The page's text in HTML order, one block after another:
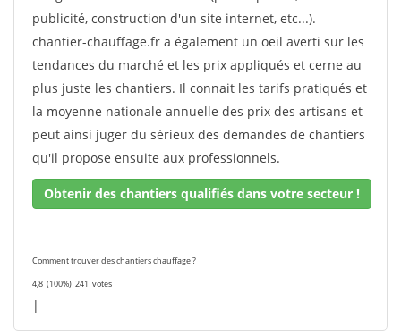
publicité, construction d'un site internet, etc...).
chantier-chauffage.fr a également un oeil averti sur les
tendances du marché et les prix appliqués et cerne au
plus juste les chantiers. Il connait les tarifs pratiqués et
la moyenne nationale annuelle des prix des artisans et
peut ainsi juger du sérieux des demandes de chantiers
qu'il propose ensuite aux professionnels.
Obtenir des chantiers qualifiés dans votre secteur !
Comment trouver des chantiers chauffage ?
4,8 (100%) 241 votes
|